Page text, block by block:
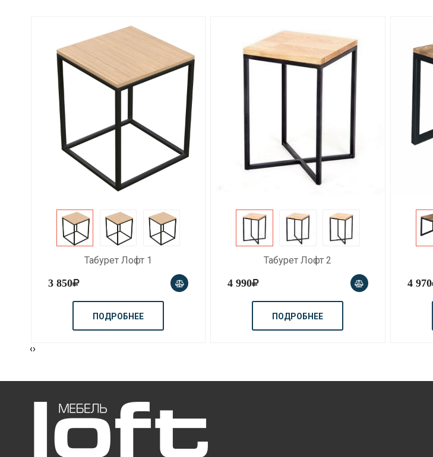
Табурет Лофт 2
4 990
ПОДРОБНЕЕ
Табурет Лофт 3
4 970
ПОДРОБНЕЕ
4 080
‹›